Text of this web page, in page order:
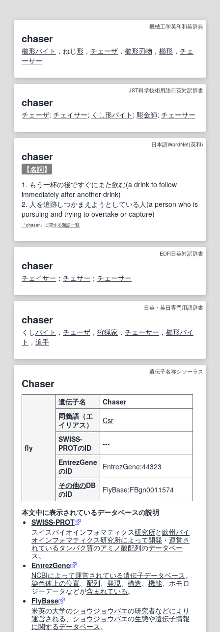
機械工学英和和英辞典
chaser
櫛形バイト ，ねじ形 ， チェーザ ， 櫛形刃物 ， 櫛形 ， チェ
ーサー
JST科学技術用語日英対訳辞書
chaser
チェーザ; チェイサー; くし形バイト ; 彫金師; チェーサー
日本語WordNet(英和)
chaser
【名詞】
1. もう一杯の後ですぐにまた飲む(a drink to follow
immediately after another drink)
2. 人を追跡しつかまえようとしている人(a person who is
pursuing and trying to overtake or capture)
「chaser」に関する類語一覧
EDR日英対訳辞書
chaser
チェイサー ； チェサー ； チェーサー
日英・英日専門用語辞書
chaser
くしバイト ， チェーザ ， 狩猟家 ， チェーサー ， 櫛形バイ
ト ， 追手
遺伝子名称シソーラス
Chaser
fly
遺伝子名
Chaser
同義語（エ
イリアス）
Csr
SWISS-
PROTのID
---
EntrezGene
のID
EntrezGene:44323
その他のDB
のID
FlyBase:FBgn0011574
本文中に表示されているデータベースの説明
SWISS-PROT
スイスバイオインフォマティクス研究所と欧州バイ
オインフォマティクス研究所によって開発 ・ 運営さ
れている タンパク質のアミノ酸配列のデータベー
ス。
EntrezGene
NCBIによって運営されている遺伝子データベース。
染色体上の位置、 配列、 発現、 構造、 機能、ホモロ
ジーデータなどが含まれている。
FlyBase
米英の大学のショウジョウバエの研究者などにより
運営される、 ショウジョウバエの生態や遺伝子情報
に関するデータベース。